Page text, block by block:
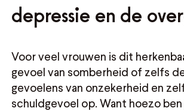
depressie en de
Voor veel vrouwen is dit
gevoel van somberheid of zelfs
gevoelens van onzekerheid en
schuldgevoel op. Want hoezo